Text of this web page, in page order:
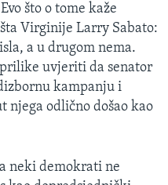
što o tome kaže
Virginije Larry Sabato:
a u drugom nema.
uvjeriti da senator
kampanju i
odlično došao kao
neki demokrati ne